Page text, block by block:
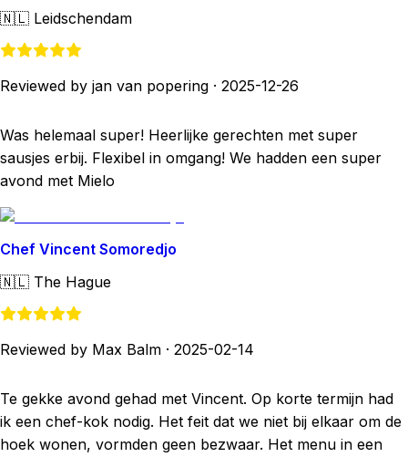
🇳🇱 Leidschendam
Reviewed by jan van popering · 2025-12-26
Was helemaal super! Heerlijke gerechten met super
sausjes erbij. Flexibel in omgang! We hadden een super
avond met Mielo
Chef Vincent Somoredjo
🇳🇱 The Hague
Reviewed by Max Balm · 2025-02-14
Te gekke avond gehad met Vincent. Op korte termijn had
ik een chef-kok nodig. Het feit dat we niet bij elkaar om de
hoek wonen, vormden geen bezwaar. Het menu in een